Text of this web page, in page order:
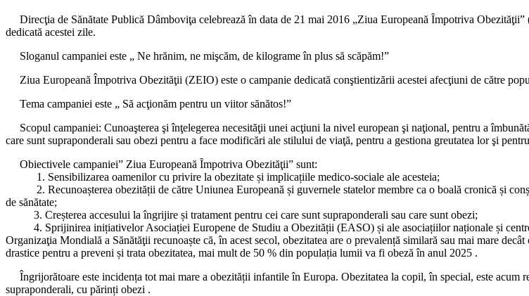
Direcţia de Sănătate Publică Dâmboviţa celebrează în data de 21 mai 2016 „Ziua Europeană Ȋmpotriva
dedicată acestei zile.
Sloganul campaniei este „ Ne hrănim, ne mişcăm, de kilograme în plus să scăpăm!”
Ziua Europeană Împotriva Obezităţii (ZEIO) este o campanie dedicată conştientizării acestei afecţiuni de către
Tema campaniei este „ Să acţionăm pentru un viitor sănătos!”
Scopul campaniei: Cunoaşterea şi înţelegerea necesităţii unei acţiuni la nivel european şi naţional, pentru a
care sunt supraponderali sau obezi pentru a face modificări ale stilului de viaţă, pentru a gestiona greutatea lor şi
Obiectivele campaniei” Ziua Europeană Ȋmpotriva Obezităţii” sunt:
1. Sensibilizarea oamenilor cu privire la obezitate și implicațiile medico-sociale ale acesteia;
2. Recunoașterea obezității de către Uniunea Europeană și guvernele statelor membre ca o boală cronică și
de sănătate;
3. Creșterea accesului la îngrijire și tratament pentru cei care sunt supraponderali sau care sunt obezi;
4. Sprijinirea inițiativelor Asociației Europene de Studiu a Obezității (EASO) și ale asociațiilor naționale și
Organizaţia Mondială a Sănătăţii recunoaște că, în acest secol, obezitatea are o prevalență similară sau mai mare
drastice pentru a preveni și trata obezitatea, mai mult de 50 % din populația lumii va fi obeză în anul 2025 .
Îngrijorătoare este incidența tot mai mare a obezității infantile în Europa. Obezitatea la copil, în special, este
supraponderali, cu părinți obezi .